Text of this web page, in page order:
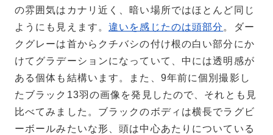
の雰囲気はカナリ近く、暗い場所ではほとんど同じ
ようにも見えます。違いを感じたのは頭部分。ダー
クグレーは首からクチバシの付け根の白い部分にか
けてグラデーションになっていて、中には透明感が
ある個体も結構います。また、9年前に個別撮影し
たブラック13羽の画像を発見したので、それとも見
比べてみました。ブラックのボディは横長でラグビ
ーボールみたいな形、頭は中心あたりについている